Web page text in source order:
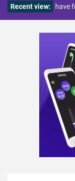
Recent view: have